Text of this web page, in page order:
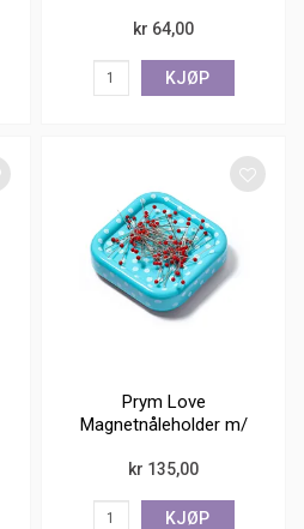
kr 64,00
KJØP
Prym Love
Magnetnåleholder m/
kr 135,00
KJØP